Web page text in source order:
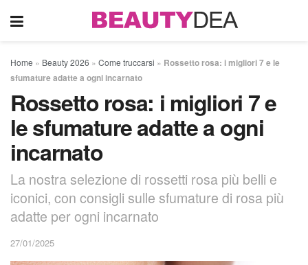
Home » Beauty 2026 » Come truccarsi » Rossetto rosa: i migliori 7 e le
sfumature adatte a ogni incarnato
Rossetto rosa: i migliori 7 e
le sfumature adatte a ogni
incarnato
La nostra selezione di rossetti rosa più belli e
iconici, con consigli sulle sfumature di rosa più
adatte per ogni incarnato
27/01/2025